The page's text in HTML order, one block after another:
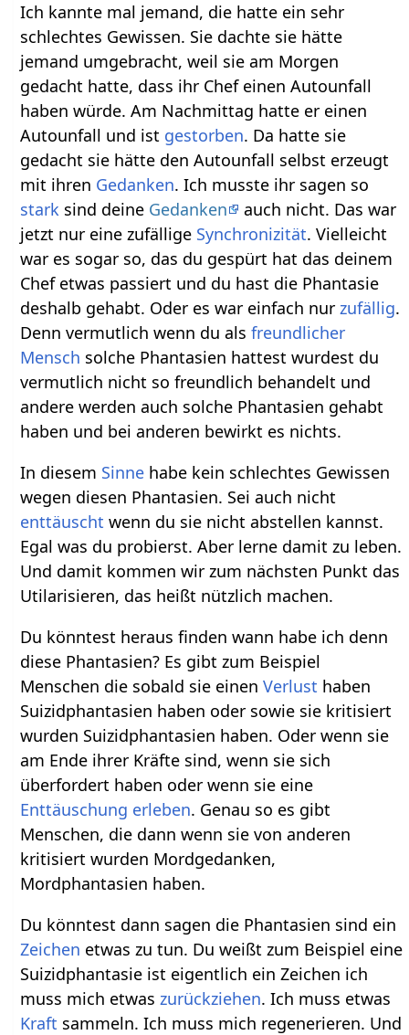
Ich kannte mal jemand, die hatte ein sehr
schlechtes Gewissen. Sie dachte sie hätte
jemand umgebracht, weil sie am Morgen
gedacht hatte, dass ihr Chef einen Autounfall
haben würde. Am Nachmittag hatte er einen
Autounfall und ist gestorben. Da hatte sie
gedacht sie hätte den Autounfall selbst erzeugt
mit ihren Gedanken. Ich musste ihr sagen so
stark sind deine Gedanken
auch nicht. Das war
jetzt nur eine zufällige Synchronizität. Vielleicht
war es sogar so, das du gespürt hat das deinem
Chef etwas passiert und du hast die Phantasie
deshalb gehabt. Oder es war einfach nurzufällig.
Denn vermutlich wenn du alsfreundlicher
Mensch solche Phantasien hattest wurdest du
vermutlich nicht so freundlich behandelt und
andere werden auch solche Phantasien gehabt
haben und bei anderen bewirkt es nichts.
In diesem Sinne habe kein schlechtes Gewissen
wegen diesen Phantasien. Sei auch nicht
enttäuscht wenn du sie nicht abstellen kannst.
Egal was du probierst. Aber lerne damit zu leben.
Und damit kommen wir zum nächsten Punkt das
Utilarisieren, das heißt nützlich machen.
Du könntest heraus finden wann habe ich denn
diese Phantasien? Es gibt zum Beispiel
Menschen die sobald sie einenVerlust haben
Suizidphantasien haben oder sowie sie kritisiert
wurden Suizidphantasien haben. Oder wenn sie
am Ende ihrer Kräfte sind, wenn sie sich
überfordert haben oder wenn sie eine
Enttäuschung erleben. Genau so es gibt
Menschen, die dann wenn sie von anderen
kritisiert wurden Mordgedanken,
Mordphantasien haben.
Du könntest dann sagen die Phantasien sind ein
Zeichen etwas zu tun. Du weißt zum Beispiel eine
Suizidphantasie ist eigentlich ein Zeichen ich
muss mich etwaszurückziehen. Ich muss etwas
Kraft sammeln. Ich muss mich regenerieren. Und